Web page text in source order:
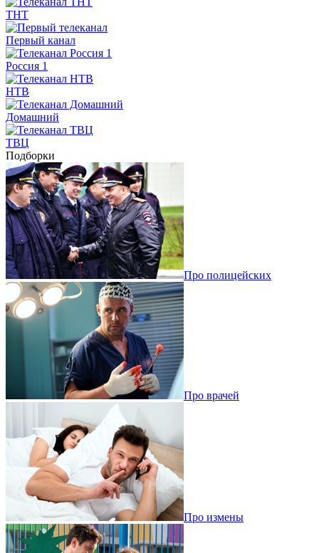
ТНТ
Первый канал
Россия 1
НТВ
Домашний
ТВЦ
Подборки
Про полицейских
Про врачей
Про измены